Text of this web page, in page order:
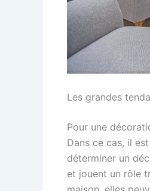
Les grandes
Pour une
Dans ce cas, il
déterminer un
et jouent un rôle